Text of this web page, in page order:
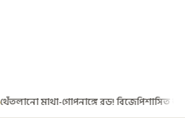
বিজেপিশাসিত অসমে নাবালিকার নৃশংস